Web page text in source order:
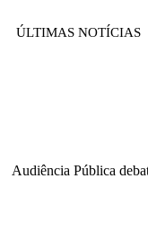
ÚLTIMAS NOTÍCIAS
Audiência Pública